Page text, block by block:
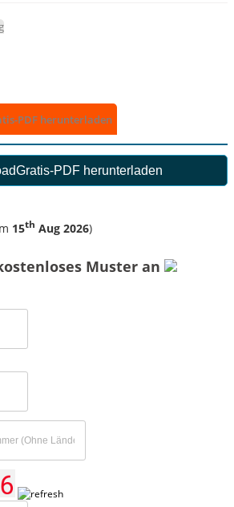
PDF herunterladen
Gratis-PDF herunterladen
15th Aug 2026)
Muster an